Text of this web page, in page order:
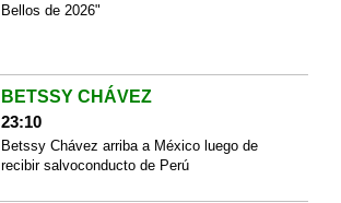
Bellos de 2026"
BETSSY CHÁVEZ
23:10
Betssy Chávez arriba a México luego de
recibir salvoconducto de Perú